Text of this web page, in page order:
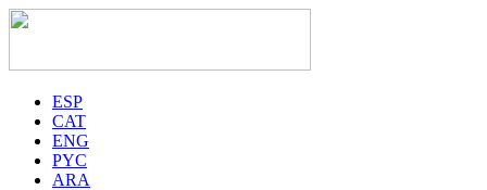
ESP
CAT
ENG
PYC
ARA